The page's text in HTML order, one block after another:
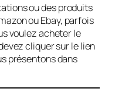
ou des produits
ou Ebay, parfois
voulez acheter le
cliquer sur le lien
présentons dans